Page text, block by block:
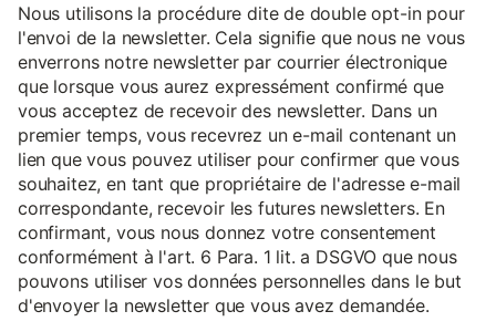
Nous utilisons la procédure dite de double opt-in pour
l'envoi de la newsletter. Cela signifie que nous ne vous
enverrons notre newsletter par courrier électronique
que lorsque vous aurez expressément confirmé que
vous acceptez de recevoir des newsletter. Dans un
premier temps, vous recevrez un e-mail contenant un
lien que vous pouvez utiliser pour confirmer que vous
souhaitez, en tant que propriétaire de l'adresse e-mail
correspondante, recevoir les futures newsletters. En
confirmant, vous nous donnez votre consentement
conformément à l'art. 6 Para. 1 lit. a DSGVO que nous
pouvons utiliser vos données personnelles dans le but
d'envoyer la newsletter que vous avez demandée.